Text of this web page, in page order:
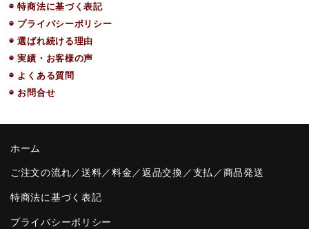
◉ 特商法に基づく表記
◉ プライバシーポリシー
◉ 選ばれ続ける理由
◉ 実績・お客様の声
◉ よくある質問
◉ お問合せ
ホーム
ご注文の流れ／送料／料金／返品交換／支払／商品発送
特商法に基づく表記
プライバシーポリシー